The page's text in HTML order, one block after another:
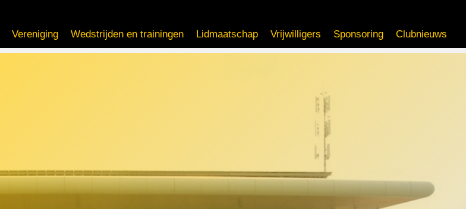
Vereniging Wedstrijden en trainingen Lidmaatschap Vrijwilligers Sponsoring Clubnieuws